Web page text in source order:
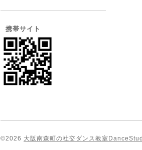
携帯サイト
©2026 大阪南森町の社交ダンス教室